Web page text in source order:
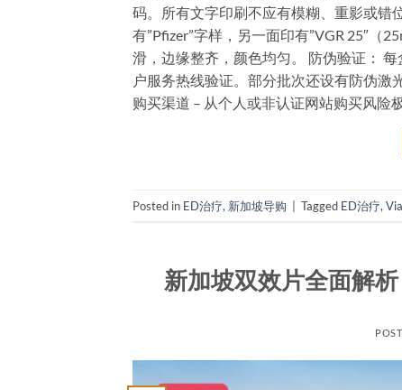
码。所有文字印刷不应有模糊、重影或错
有”Pfizer”字样，另一面印有”VGR 25″（
滑，边缘整齐，颜色均匀。 防伪验证：
户服务热线验证。部分批次还设有防伪激
购买渠道 – 从个人或非认证网站购买风险
Posted in ED治疗, 新加坡导购 | Tagged ED治疗,
新加坡双效片全面解